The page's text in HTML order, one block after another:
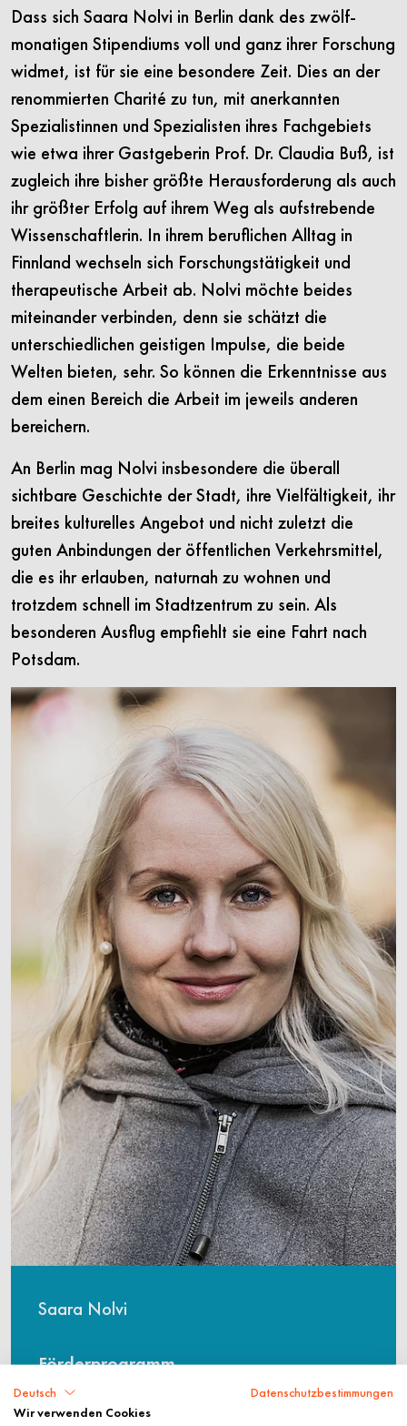
Dass sich Saara Nolvi in Berlin dank des zwölf-
monatigen Stipendiums voll und ganz ihrer Forschung
widmet, ist für sie eine besondere Zeit. Dies an der
renommierten Charité zu tun, mit anerkannten
Spezialistinnen und Spezialisten ihres Fachgebiets
wie etwa ihrer Gastgeberin Prof. Dr. Claudia Buß, ist
zugleich ihre bisher größte Herausforderung als auch
ihr größter Erfolg auf ihrem Weg als aufstrebende
Wissenschaftlerin. In ihrem beruflichen Alltag in
Finnland wechseln sich Forschungstätigkeit und
therapeutische Arbeit ab. Nolvi möchte beides
miteinander verbinden, denn sie schätzt die
unterschiedlichen geistigen Impulse, die beide
Welten bieten, sehr. So können die Erkenntnisse aus
dem einen Bereich die Arbeit im jeweils anderen
bereichern.
An Berlin mag Nolvi insbesondere die überall
sichtbare Geschichte der Stadt, ihre Vielfältigkeit, ihr
breites kulturelles Angebot und nicht zuletzt die
guten Anbindungen der öffentlichen Verkehrsmittel,
die es ihr erlauben, naturnah zu wohnen und
trotzdem schnell im Stadtzentrum zu sein. Als
besonderen Ausflug empfiehlt sie eine Fahrt nach
Potsdam.
Saara Nolvi
Förderprogramm
Humboldt-Forschungsstipendien am BIH
Deutsch Datenschutzbestimmungen
Wir verwenden Cookies